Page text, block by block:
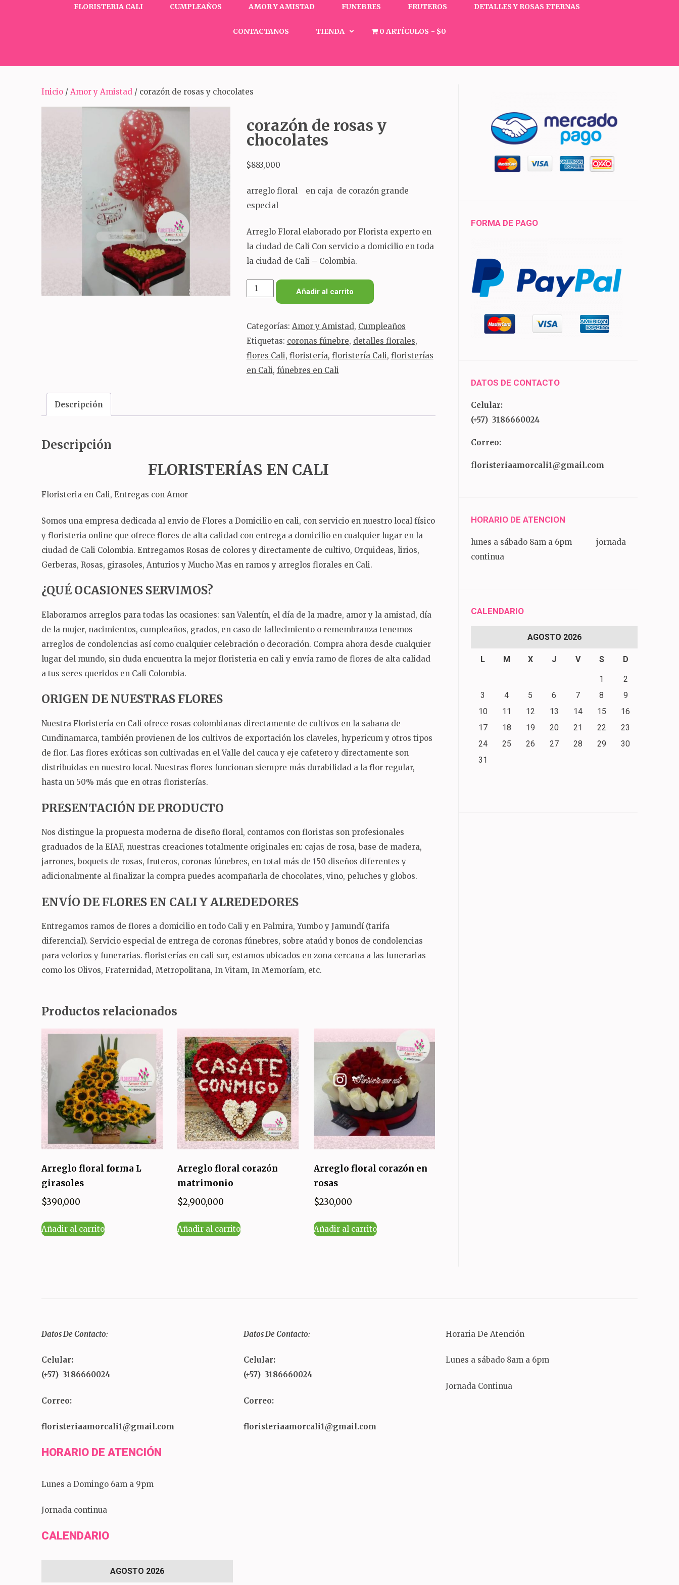
FLORISTERIA CALI CUMPLEAÑOS AMOR Y AMISTAD FUNEBRES FRUTEROS DETALLES Y ROSAS ETERNAS
CONTACTANOS TIENDA 0 ARTÍCULOS $0
Inicio / Amor y Amistad / corazón de rosas y chocolates
corazón de rosas y
chocolates
$883,000
arreglo floral en caja de corazón grande
especial
Arreglo Floral elaborado por Florista experto en
la ciudad de Cali Con servicio a domicilio en toda
la ciudad de Cali – Colombia.
corazón
y
chocolates
cantidad
Añadir al carrito
Categorías: Amor y Amistad, Cumpleaños
Etiquetas: coronas fúnebre, detalles florales,
flores Cali, floristería, floristería Cali, floristerías
en Cali, fúnebres en Cali
Descripción
Descripción
FLORISTERÍAS EN CALI
Floristeria en Cali, Entregas con Amor
Somos una empresa dedicada al envio de Flores a Domicilio en cali, con servicio en nuestro local físico
y floristeria online que ofrece flores de alta calidad con entrega a domicilio en cualquier lugar en la
ciudad de Cali Colombia. Entregamos Rosas de colores y directamente de cultivo, Orquideas, lirios,
Gerberas, Rosas, girasoles, Anturios y Mucho Mas en ramos y arreglos florales en Cali.
¿QUÉ OCASIONES SERVIMOS?
Elaboramos arreglos para todas las ocasiones: san Valentín, el día de la madre, amor y la amistad, día
de la mujer, nacimientos, cumpleaños, grados, en caso de fallecimiento o remembranza tenemos
arreglos de condolencias así como cualquier celebración o decoración. Compra ahora desde cualquier
lugar del mundo, sin duda encuentra la mejor floristeria en cali y envía ramo de flores de alta calidad
a tus seres queridos en Cali Colombia.
ORIGEN DE NUESTRAS FLORES
Nuestra Floristería en Cali ofrece rosas colombianas directamente de cultivos en la sabana de
Cundinamarca, también provienen de los cultivos de exportación los claveles, hypericum y otros tipos
de flor. Las flores exóticas son cultivadas en el Valle del cauca y eje cafetero y directamente son
distribuidas en nuestro local. Nuestras flores funcionan siempre más durabilidad a la flor regular,
hasta un 50% más que en otras floristerías.
PRESENTACIÓN DE PRODUCTO
Nos distingue la propuesta moderna de diseño floral, contamos con floristas son profesionales
graduados de la EIAF, nuestras creaciones totalmente originales en: cajas de rosa, base de madera,
jarrones, boquets de rosas, fruteros, coronas fúnebres, en total más de 150 diseños diferentes y
adicionalmente al finalizar la compra puedes acompañarla de chocolates, vino, peluches y globos.
ENVÍO DE FLORES EN CALI Y ALREDEDORES
Entregamos ramos de flores a domicilio en todo Cali y en Palmira, Yumbo y Jamundí (tarifa
diferencial). Servicio especial de entrega de coronas fúnebres, sobre ataúd y bonos de condolencias
para velorios y funerarias. floristerías en cali sur, estamos ubicados en zona cercana a las funerarias
como los Olivos, Fraternidad, Metropolitana, In Vitam, In Memoríam, etc.
Productos relacionados
Arreglo floral forma L
girasoles
$390,000
Añadir al carrito
Arreglo floral corazón
matrimonio
$2,900,000
Añadir al carrito
Arreglo floral corazón en
rosas
$230,000
Añadir al carrito
FORMA DE PAGO
DATOS DE CONTACTO
Celular:
(+57) 3186660024
Correo:
floristeriaamorcali1@gmail.com
HORARIO DE ATENCION
lunes a sábado 8am a 6pm jornada
continua
CALENDARIO
AGOSTO 2026
L M X J V S D
1
2
3
4 5 6 7 8
9
10
11 12 13 14 15
16
17
18 19 20 21 22
23
24
25 26 27 28 29
30
31
Datos De Contacto:
Celular:
(+57) 3186660024
Correo:
floristeriaamorcali1@gmail.com
HORARIO DE ATENCIÓN
Lunes a Domingo 6am a 9pm
Jornada continua
CALENDARIO
AGOSTO 2026
Datos De Contacto:
Celular:
(+57) 3186660024
Correo:
floristeriaamorcali1@gmail.com
Horaria De Atención
Lunes a sábado 8am a 6pm
Jornada Continua